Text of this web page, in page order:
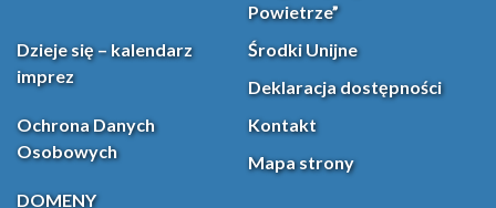
Powietrze”
Dzieje się – kalendarz
imprez
Środki Unijne
Deklaracja dostępności
Ochrona Danych
Osobowych
Kontakt
Mapa strony
DOMENY